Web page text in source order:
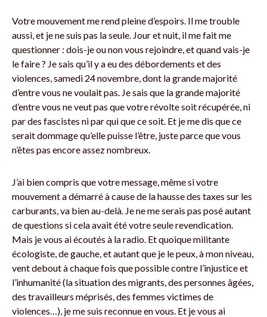
Votre mouvement me rend pleine d’espoirs. Il me trouble
aussi, et je ne suis pas la seule. Jour et nuit, il me fait me
questionner : dois-je ou non vous rejoindre, et quand vais-je
le faire ? Je sais qu’il y a eu des débordements et des
violences, samedi 24 novembre, dont la grande majorité
d’entre vous ne voulait pas. Je sais que la grande majorité
d’entre vous ne veut pas que votre révolte soit récupérée, ni
par des fascistes ni par qui que ce soit. Et je me dis que ce
serait dommage qu’elle puisse l’être, juste parce que vous
n’êtes pas encore assez nombreux.
J’ai bien compris que votre message, même si votre
mouvement a démarré à cause de la hausse des taxes sur les
carburants, va bien au-delà. Je ne me serais pas posé autant
de questions si cela avait été votre seule revendication.
Mais je vous ai écoutés à la radio. Et quoique militante
écologiste, de gauche, et autant que je le peux, à mon niveau,
vent debout à chaque fois que possible contre l’injustice et
l’inhumanité (la situation des migrants, des personnes âgées,
des travailleurs méprisés, des femmes victimes de
violences…), je me suis reconnue en vous. Et je vous ai